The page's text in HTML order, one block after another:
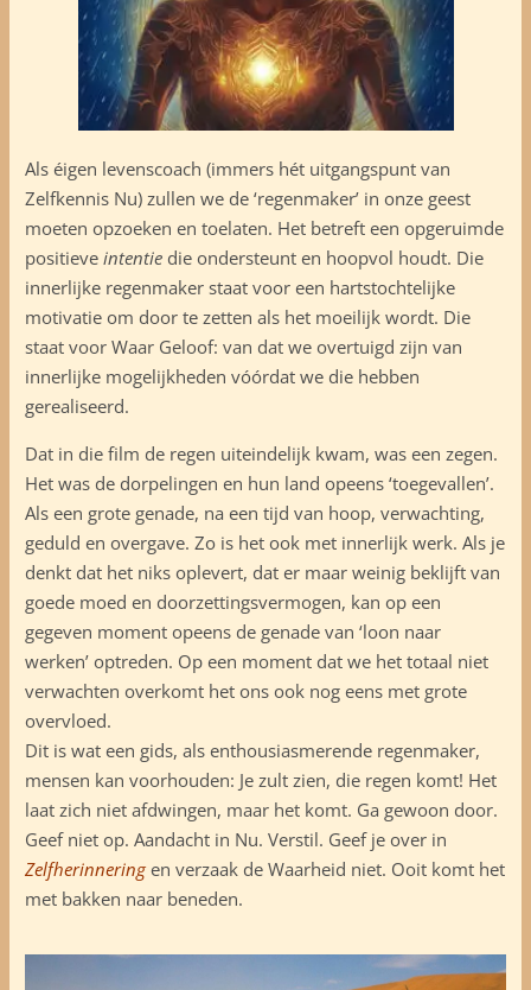
Als éigen levenscoach (immers hét uitgangspunt van
Zelfkennis Nu) zullen we de ‘regenmaker’ in onze geest
moeten opzoeken en toelaten. Het betreft een opgeruimde
positieve intentiedie ondersteunt en hoopvol houdt. Die
innerlijke regenmaker staat voor een hartstochtelijke
motivatie om door te zetten als het moeilijk wordt. Die
staat voor Waar Geloof: van dat we overtuigd zijn van
innerlijke mogelijkheden vóórdat we die hebben
gerealiseerd.
Dat in die film de regen uiteindelijk kwam, was een zegen.
Het was de dorpelingen en hun land opeens ‘toegevallen’.
Als een grote genade, na een tijd van hoop, verwachting,
geduld en overgave. Zo is het ook met innerlijk werk. Als je
denkt dat het niks oplevert, dat er maar weinig beklijft van
goede moed en doorzettingsvermogen, kan op een
gegeven moment opeens de genade van ‘loon naar
werken’ optreden. Op een moment dat we het totaal niet
verwachten overkomt het ons ook nog eens met grote
overvloed.
Dit is wat een gids, als enthousiasmerende regenmaker,
mensen kan voorhouden: Je zult zien, die regen komt! Het
laat zich niet afdwingen, maar het komt. Ga gewoon door.
Geef niet op. Aandacht in Nu. Verstil. Geef je over in
Zelfherinneringen verzaak de Waarheid niet. Ooit komt het
met bakken naar beneden.